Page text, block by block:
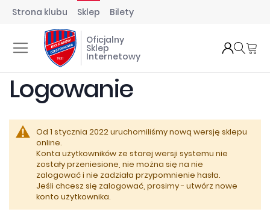
Strona klubu Sklep Bilety
Oficjalny
Sklep
Internetowy
Logowanie
Od 1 stycznia 2022 uruchomiliśmy nową wersję sklepu
online.
Konta użytkowników ze starej wersji systemu nie
zostały przeniesione, nie można się na nie
zalogować i nie zadziała przypomnienie hasła.
Jeśli chcesz się zalogować, prosimy - utwórz nowe
konto użytkownika.